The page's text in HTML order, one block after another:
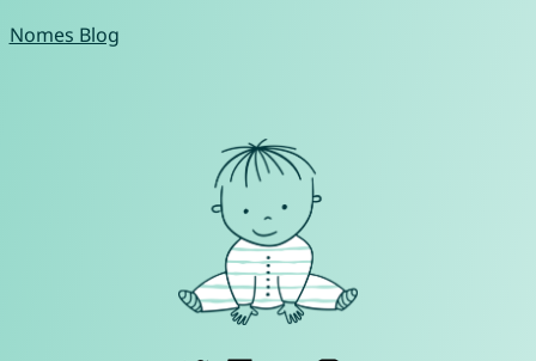
Nomes Blog